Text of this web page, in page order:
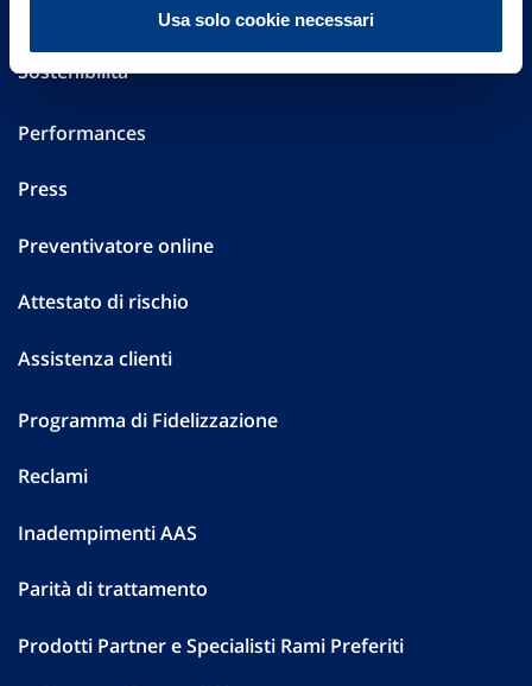
Usa solo cookie necessari
Altre informazioni
Sostenibilità
Performances
Press
Preventivatore online
Attestato di rischio
Assistenza clienti
Programma di Fidelizzazione
Reclami
Inadempimenti AAS
Parità di trattamento
Prodotti Partner e Specialisti Rami Preferiti